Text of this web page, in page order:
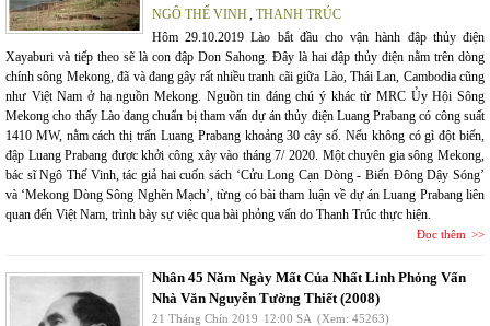
NGÔ THẾ VINH, THANH TRÚC
Hôm 29.10.2019 Lào bắt đầu cho vận hành đập thủy điện
Xayaburi và tiếp theo sẽ là con đập Don Sahong. Đây là hai đập thủy điện nằm trên dòng
chính sông Mekong, đã và đang gây rất nhiều tranh cãi giữa Lào, Thái Lan, Cambodia cũng
như Việt Nam ở hạ nguồn Mekong. Nguồn tin đáng chú ý khác từ MRC Ủy Hội Sông
Mekong cho thấy Lào đang chuẩn bị tham vấn dự án thủy điện Luang Prabang có công suất
1410 MW, nằm cách thị trấn Luang Prabang khoảng 30 cây số. Nếu không có gì đột biến,
đập Luang Prabang được khởi công xây vào tháng 7/ 2020. Một chuyên gia sông Mekong,
bác sĩ Ngô Thế Vinh, tác giả hai cuốn sách ‘Cửu Long Cạn Dòng - Biển Đông Dậy Sóng’
và ‘Mekong Dòng Sông Nghẽn Mạch’, từng có bài tham luận về dự án Luang Prabang liên
quan đến Việt Nam, trình bày sự việc qua bài phỏng vấn do Thanh Trúc thực hiện.
Đọc thêm
Nhân 45 Năm Ngày Mất Của Nhất Linh Phỏng Vấn
Nhà Văn Nguyễn Tường Thiết (2008)
21 Tháng Chín 2019 12:00 SA (Xem: 45263)